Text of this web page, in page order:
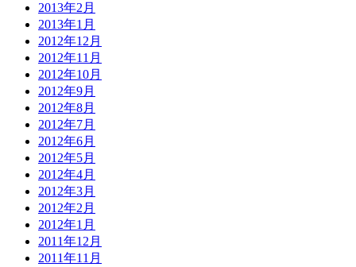
2013年2月
2013年1月
2012年12月
2012年11月
2012年10月
2012年9月
2012年8月
2012年7月
2012年6月
2012年5月
2012年4月
2012年3月
2012年2月
2012年1月
2011年12月
2011年11月